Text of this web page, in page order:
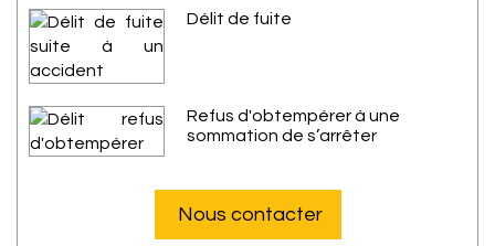
Délit de fuite
Refus d'obtempérer à une
sommation de s’arrêter
Nous contacter